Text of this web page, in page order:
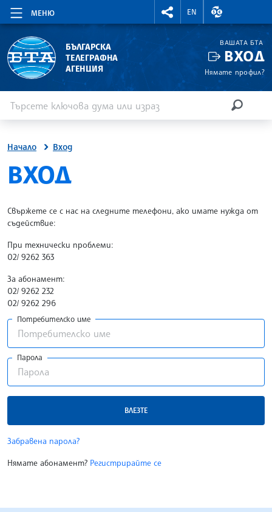
МЕНЮ
RIGHTMENU.SOCIAL
EN
ВАЛУТНИ
БЪЛГАРСКА
ТЕЛЕГРАФНА
АГЕНЦИЯ
ВАШАТА БТА
ВХОД
Нямате профил?
Начало Вход
SITE.BTA
ВХОД
Свържете се с нас на следните телефони, ако имате нужда от
съдействие:
При технически проблеми:
02/ 9262 363
За абонамент:
02/ 9262 232
02/ 9262 296
Потребителско име
Парола
ВЛЕЗТЕ
Забравена парола?
Нямате абонамент? Регистрирайте се